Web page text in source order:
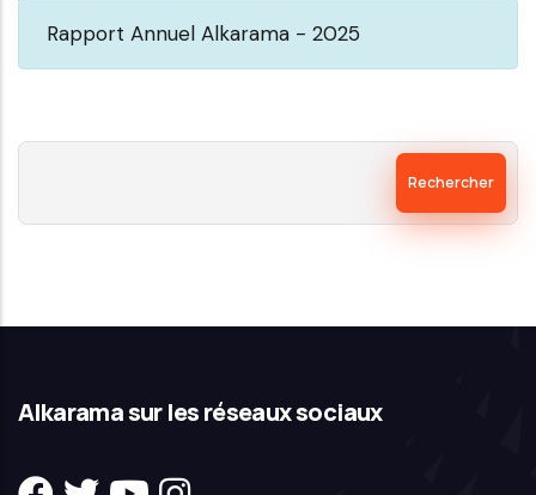
Rapport Annuel Alkarama - 2025
Alkarama sur les réseaux sociaux